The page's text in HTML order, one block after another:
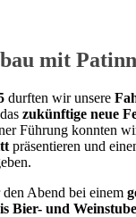
mit
durften wir unsere
zukünftige neue
Führung konnten
präsentieren und
Abend bei einem
Bier- und Weinstube